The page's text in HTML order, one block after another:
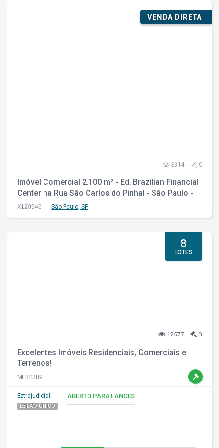
VENDA DIRETA
8314 0
Imóvel Comercial 2.100 m² - Ed. Brazilian Financial
Center na Rua São Carlos do Pinhal - São Paulo -
SP
X120946 São Paulo, SP
8
LOTES
12577 0
Excelentes Imóveis Residenciais, Comerciais e
Terrenos!
ML34389
Extrajudicial
LEILÃO ÚNICO
ABERTO PARA LANCES